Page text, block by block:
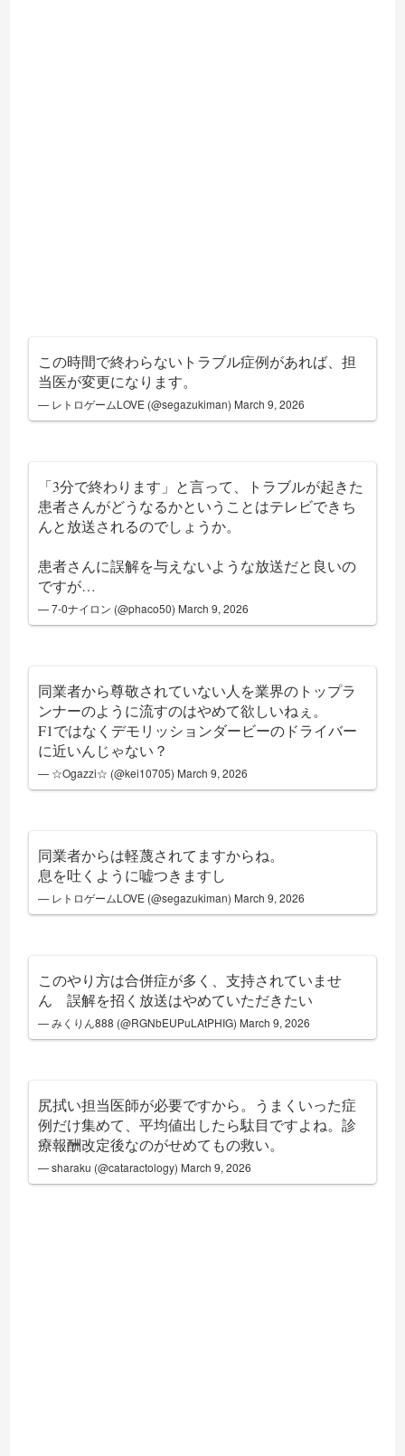
この時間で終わらないトラブル症例があれば、担
当医が変更になります。
— レトロゲームLOVE (@segazukiman) March 9, 2026
「3分で終わります」と言って、トラブルが起きた
患者さんがどうなるかということはテレビできち
んと放送されるのでしょうか。
患者さんに誤解を与えないような放送だと良いの
ですが…
— 7-0ナイロン (@phaco50) March 9, 2026
同業者から尊敬されていない人を業界のトップラ
ンナーのように流すのはやめて欲しいねぇ。
F1ではなくデモリッションダービーのドライバー
に近いんじゃない？
— ☆Ogazzi☆ (@kei10705) March 9, 2026
同業者からは軽蔑されてますからね。
息を吐くように嘘つきますし
— レトロゲームLOVE (@segazukiman) March 9, 2026
このやり方は合併症が多く、支持されていませ
ん 誤解を招く放送はやめていただきたい
— みくりん888 (@RGNbEUPuLAtPHIG) March 9, 2026
尻拭い担当医師が必要ですから。うまくいった症
例だけ集めて、平均値出したら駄目ですよね。診
療報酬改定後なのがせめてもの救い。
— sharaku (@cataractology) March 9, 2026